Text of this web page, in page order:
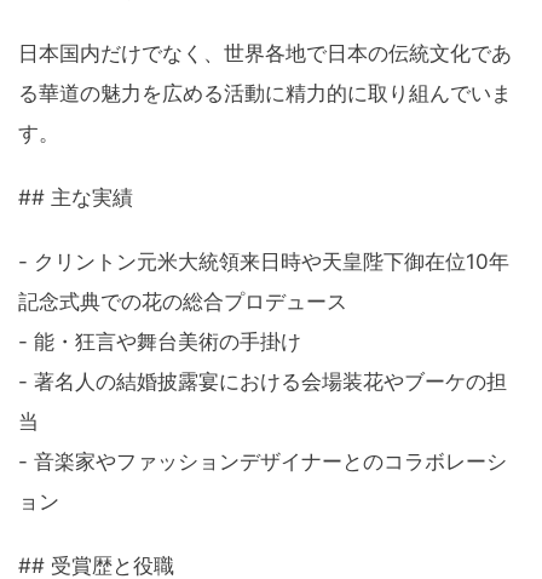
日本国内だけでなく、世界各地で日本の伝統文化であ
る華道の魅力を広める活動に精力的に取り組んでいま
す。
## 主な実績
- クリントン元米大統領来日時や天皇陛下御在位10年
記念式典での花の総合プロデュース
- 能・狂言や舞台美術の手掛け
- 著名人の結婚披露宴における会場装花やブーケの担
当
- 音楽家やファッションデザイナーとのコラボレーシ
ョン
## 受賞歴と役職